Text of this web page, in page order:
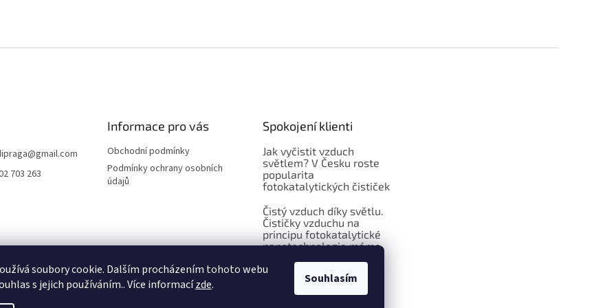
soubory cookie. Dalším procházením tohoto webu
s jejich používáním.. Více informacízde. Souhlasím
@gmail.com
703 263
Informace pro vás
Obchodní podmínky
Podmínky ochrany osobních
údajů
Spokojení klienti
Jak vyčistit vzduch
světlem? V Česku roste
popularita
fotokatalytických čističek
Čistý vzduch díky světlu.
Čističky vzduchu na
principu fotokatalytické
nanotechnologie máme